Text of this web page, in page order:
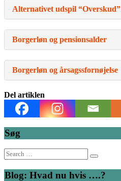
Alternativet udspil “Overskud”
Borgerløn og pensionsalder
Borgerløn og årsagssfornøjelse
Del artiklen
Søg
Search
for:
Blog: Hvad nu hvis ….?